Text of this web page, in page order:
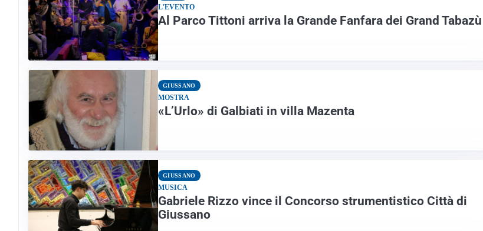
L'EVENTO
Al Parco Tittoni arriva la Grande Fanfara dei Grand Tabazù
GIUSSANO
MOSTRA
«L’Urlo» di Galbiati in villa Mazenta
GIUSSANO
MUSICA
Gabriele Rizzo vince il Concorso strumentistico Città di
Giussano